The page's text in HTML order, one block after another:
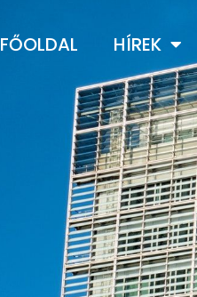
FŐOLDAL HÍREK